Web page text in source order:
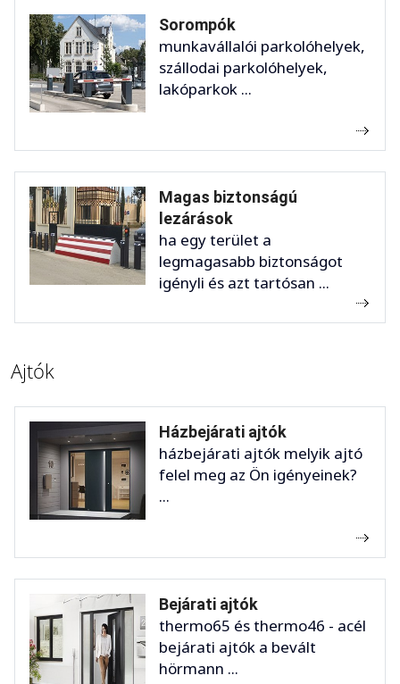
Sorompók
munkavállalói parkolóhelyek,
szállodai parkolóhelyek,
lakóparkok ...
Magas biztonságú
lezárások
ha egy terület a
legmagasabb biztonságot
igényli és azt tartósan ...
Ajtók
Házbejárati ajtók
házbejárati ajtók melyik ajtó
felel meg az Ön igényeinek?
...
Bejárati ajtók
thermo65 és thermo46 - acél
bejárati ajtók a bevált
hörmann ...